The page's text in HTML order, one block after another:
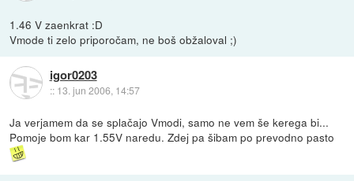
1.46 V zaenkrat :D
Vmode ti zelo priporočam, ne boš obžaloval ;)
igor0203
:: 13. jun 2006, 14:57
Ja verjamem da se splačajo Vmodi, samo ne vem še kerega bi...
Pomoje bom kar 1.55V naredu. Zdej pa šibam po prevodno pasto